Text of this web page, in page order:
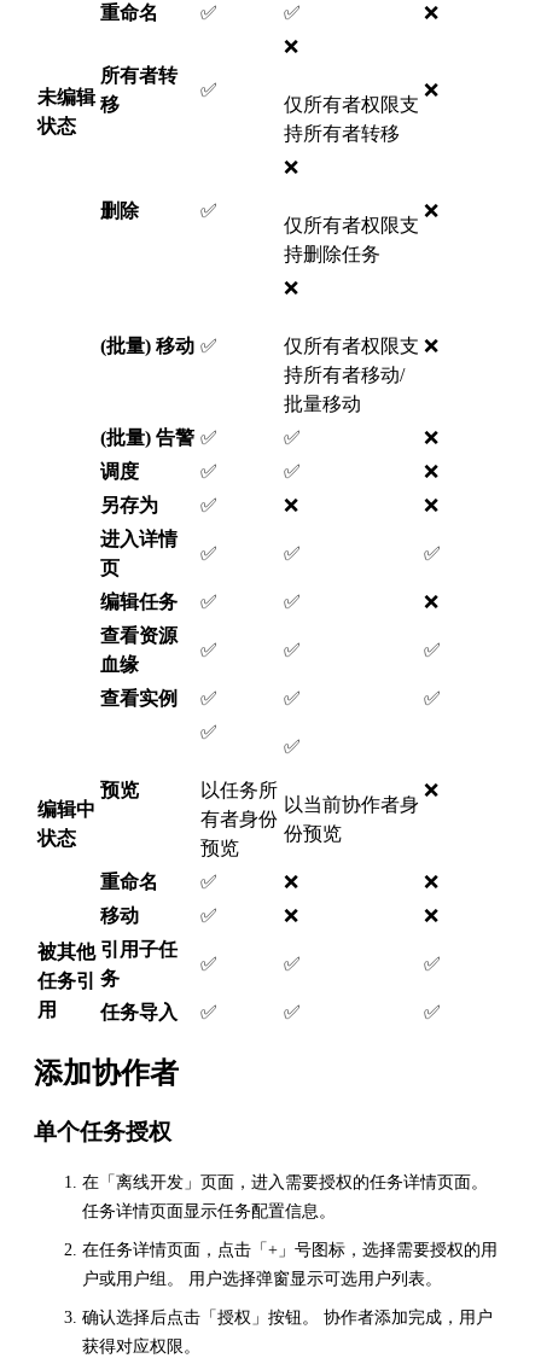
未编辑
状态
重命名
✅ ✅ ❌
所有者转
移
✅
❌
仅所有者权限支
持所有者转移
❌
删除 ✅
❌
仅所有者权限支
持删除任务
❌
(批量) 移动 ✅
❌
仅所有者权限支
持所有者移动/
批量移动
❌
(批量) 告警 ✅ ✅
❌
调度
✅ ✅
❌
另存为
✅ ❌
❌
进入详情
页
✅ ✅ ✅
编辑任务 ✅ ✅
❌
查看资源
血缘
✅ ✅ ✅
查看实例 ✅ ✅ ✅
编辑中
状态
预览
✅
以任务所
有者身份
预览
✅
以当前协作者身
份预览
❌
重命名 ✅ ❌
❌
移动
✅ ❌
❌
被其他
任务引
用
引用子任
务
✅ ✅ ✅
任务导入 ✅ ✅ ✅
添加协作者
单个任务授权
在「离线开发」页面，进入需要授权的任务详情页面。
任务详情页面显示任务配置信息。
在任务详情页面，点击「+」号图标，选择需要授权的用
户或用户组。 用户选择弹窗显示可选用户列表。
确认选择后点击「授权」按钮。 协作者添加完成，用户
获得对应权限。